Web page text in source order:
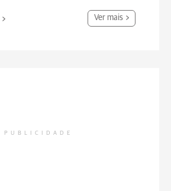
Ver mais
PUBLICIDADE